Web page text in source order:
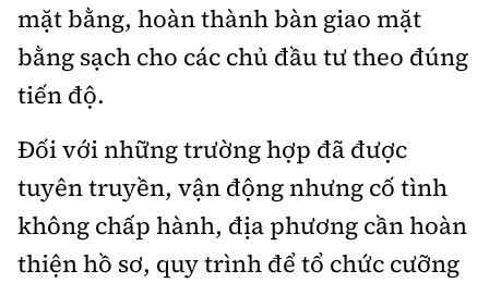
mặt bằng, hoàn thành bàn giao mặt
bằng sạch cho các chủ đầu tư theo đúng
tiến độ.
Đối với những trường hợp đã được
tuyên truyền, vận động nhưng cố tình
không chấp hành, địa phương cần hoàn
thiện hồ sơ, quy trình để tổ chức cưỡng